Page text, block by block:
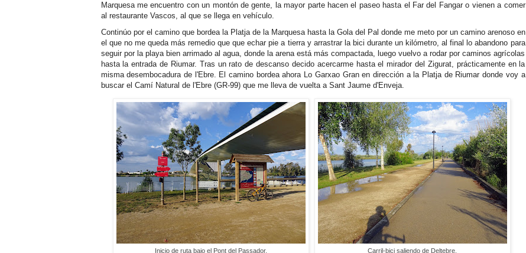
Marquesa me encuentro con un montón de gente, la mayor parte hacen el paseo hasta el Far del Fangar o vienen a comer
al restaurante Vascos, al que se llega en vehículo.
Continúo por el camino que bordea la Platja de la Marquesa hasta la Gola del Pal donde me meto por un camino arenoso en
el que no me queda más remedio que que echar pie a tierra y arrastrar la bici durante un kilómetro, al final lo abandono para
seguir por la playa bien arrimado al agua, donde la arena está más compactada, luego vuelvo a rodar por caminos agrícolas
hasta la entrada de Riumar. Tras un rato de descanso decido acercarme hasta el mirador del Zigurat, prácticamente en la
misma desembocadura de l'Ebre. El camino bordea ahora Lo Garxao Gran en dirección a la Platja de Riumar donde voy a
buscar el Camí Natural de l'Ebre (GR-99) que me lleva de vuelta a Sant Jaume d'Enveja.
Inicio de ruta bajo el Pont del Passador. Carril-bici saliendo de Deltebre.